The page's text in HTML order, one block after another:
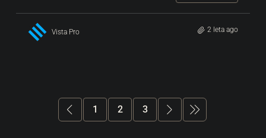
Vista Pro 2 leta ago
1 2 3